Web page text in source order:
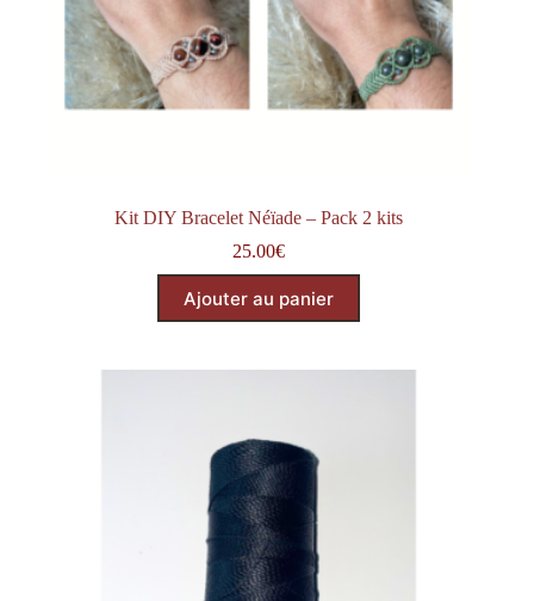
Kit DIY Bracelet Néïade – Pack 2 kits
25.00€
Ajouter au panier